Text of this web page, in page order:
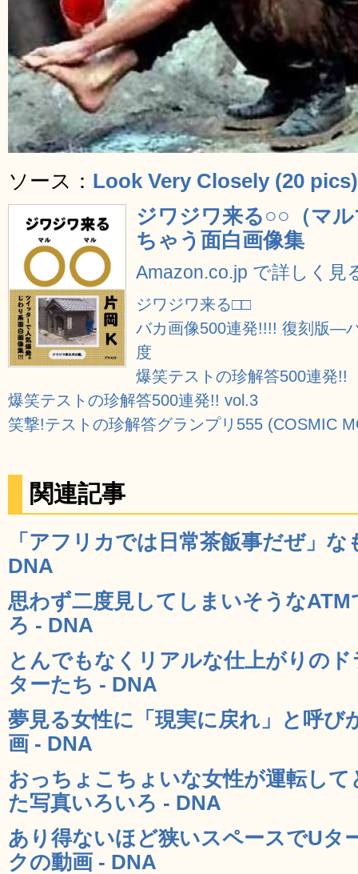
ソース： Look Very Closely (20
ジワジワ来る○○（マ
ちゃう面白画像集
Amazon.co.jp で詳しく見
ジワジワ来る□□
バカ画像500連発!!!! 復刻版―
度
爆笑テストの珍解答500連発!!
爆笑テストの珍解答500連発!! vol.3
笑撃!テストの珍解答グランプリ555 (COSMIC
関連記事
「アフリカでは日常茶飯事だぜ」
DNA
思わず二度見してしまいそうな
ろ - DNA
とんでもなくリアルな仕上がりの
ターたち - DNA
夢見る女性に「現実に戻れ」と呼び
画 - DNA
おっちょこちょいな女性が運転し
た写真いろいろ - DNA
あり得ないほど狭いスペースでUタ
クの動画 - DNA